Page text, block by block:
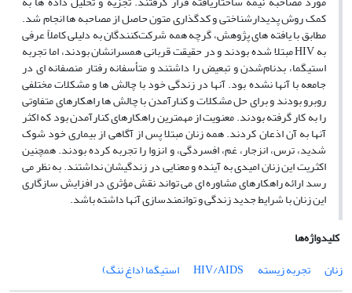
کمک روش پدیدارشناختی و کدگذاری متون حاصل از مصاحبه ‌ها انجام ‌شد.
مطابق با یافته‌ های پژوهش، گرچه همه شرکت‌کنندگان به ‌دلیلی کاملاً عرفی
به HIV مبتلا شده بودند و در حقیقت قربانی همسرانشان بودند، اما تجربه
استیگما، بدنام‌شدن و تبعیض را داشتند و متأسفانه رفتار منصفانه ‌ای در
جامعه با آنها نشده بود. آنها در زندگی خود با چالش ‌ها و مشکلات مختلفی
روبرو بودند و برای حل مشکلات و کنار‌آمدن با چالش ‌ها راهکارهای متفاوتی
را به ‌کار گرفته بودند. معنویت از مهمترین راهکار‌های کنار‌آمدن بود که اکثر
آنها به آن اذعان کردند. همه زنان مبتلا پس از آگاهی از بیماری خود شوک
شدید، ترس، انزجار، غم، افسردگی، و انزوا را تجربه کرده بودند. همچنین
اکثریت این زنان امیدی به آینده و معنایی در زندگیشان نداشتند. به ‌نظر می
‌رسد ارائه راهکارهای مشاوره ‌ای می‌ تواند نقش مؤثری در افزایش سازگاری
این زنان با شرایط جدید زندگی و توانمند‌سازی آنها داشته باشد.
کلیدواژه‌ها
زنان
تجربه زیسته HIV/AIDS استیگما (داغ ننگ)